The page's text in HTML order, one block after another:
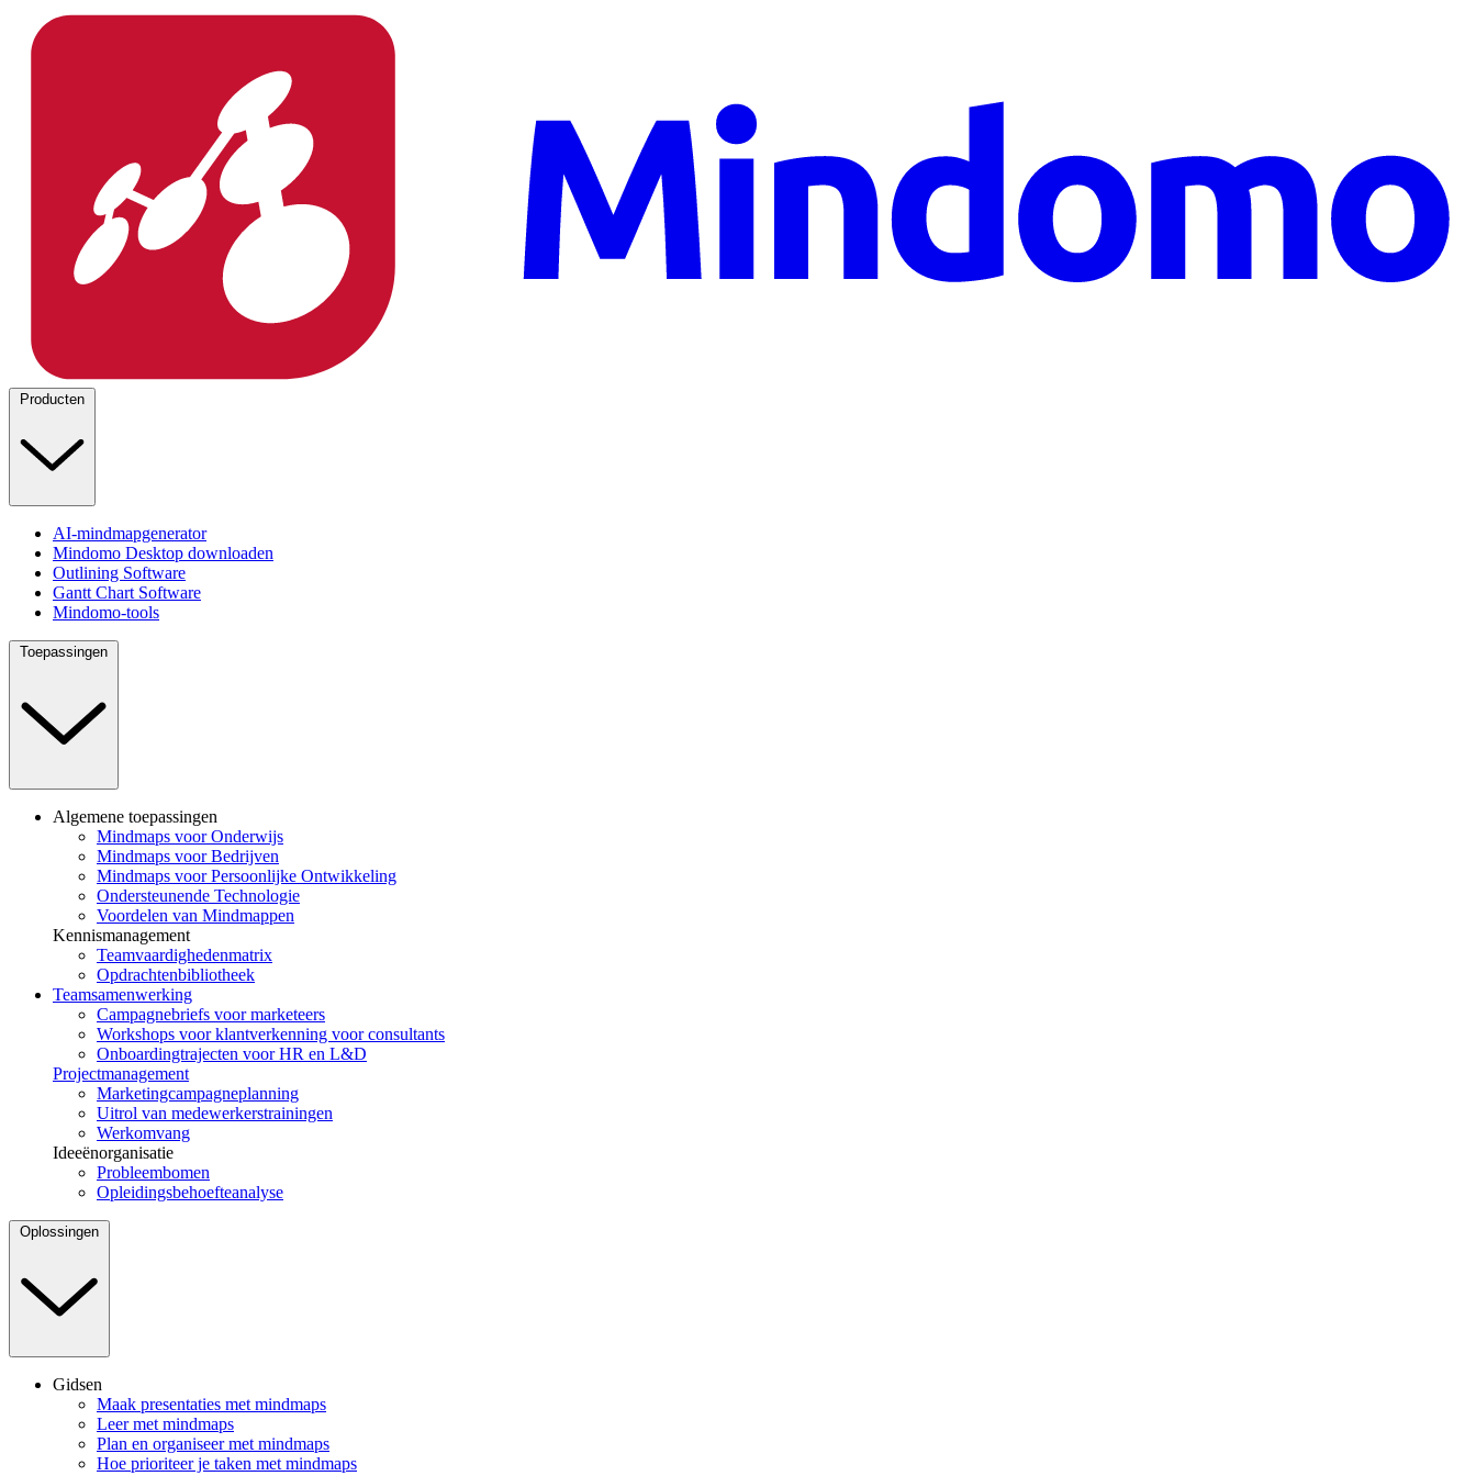
Producten
AI-mindmapgenerator
Mindomo Desktop downloaden
Outlining Software
Gantt Chart Software
Mindomo-tools
Toepassingen
Algemene toepassingen
Mindmaps voor Onderwijs
Mindmaps voor Bedrijven
Mindmaps voor Persoonlijke Ontwikkeling
Ondersteunende Technologie
Voordelen van Mindmappen
Kennismanagement
Teamvaardighedenmatrix
Opdrachtenbibliotheek
Teamsamenwerking
Campagnebriefs voor marketeers
Workshops voor klantverkenning voor consultants
Onboardingtrajecten voor HR en L&D
Projectmanagement
Marketingcampagneplanning
Uitrol van medewerkerstrainingen
Werkomvang
Ideeënorganisatie
Probleembomen
Opleidingsbehoefteanalyse
Oplossingen
Gidsen
Maak presentaties met mindmaps
Leer met mindmaps
Plan en organiseer met mindmaps
Hoe prioriteer je taken met mindmaps